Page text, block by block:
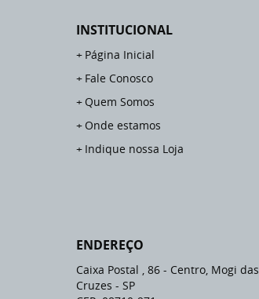
INSTITUCIONAL
Página Inicial
Fale Conosco
Quem Somos
Onde estamos
Indique nossa Loja
ENDEREÇO
Caixa Postal , 86 - Centro, Mogi das
Cruzes - SP